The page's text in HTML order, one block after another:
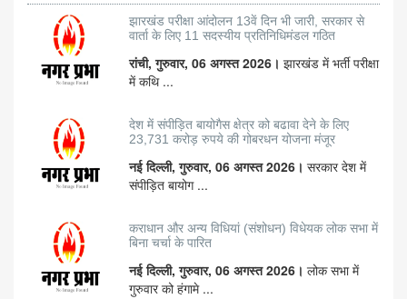
झारखंड परीक्षा आंदोलन 13वें दिन भी जारी, सरकार से
वार्ता के लिए 11 सदस्यीय प्रतिनिधिमंडल गठित
रांची, गुरुवार, 06 अगस्त 2026। झारखंड में भर्ती परीक्षा
में कथि ...
देश में संपीड़ित बायोगैस क्षेत्र को बढावा देने के लिए
23,731 करोड़ रुपये की गोबरधन योजना मंजूर
नई दिल्ली, गुरुवार, 06 अगस्त 2026। सरकार देश में
संपीड़ित बायोग ...
कराधान और अन्य विधियां (संशोधन) विधेयक लोक सभा में
बिना चर्चा के पारित
नई दिल्ली, गुरुवार, 06 अगस्त 2026। लोक सभा में
गुरुवार को हंगामे ...